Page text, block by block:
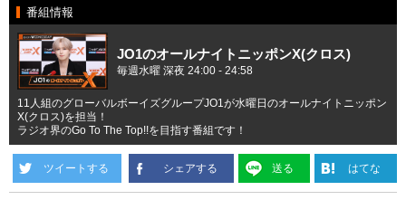
番組情報
JO1のオールナイトニッポンX(クロス)
毎週水曜 深夜 24:00 - 24:58
11人組のグローバルボーイズグループJO1が水曜日のオールナイトニッポン
X(クロス)を担当！
ラジオ界のGo To The Top!!を目指す番組です！
ツイートする シェアする 送る はてな